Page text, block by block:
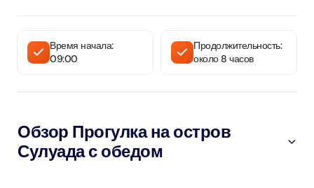
Время начала:
09:00
Продолжительность:
около 8 часов
Обзор Прогулка на остров
Сулуада с обедом